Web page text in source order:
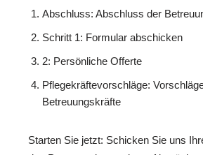
Abschluss: Abschluss der
Schritt 1: Formular abschicken
2: Persönliche Offerte
Pflegekräftevorschläge:
Betreuungskräfte
Starten Sie jetzt: Schicken Sie uns